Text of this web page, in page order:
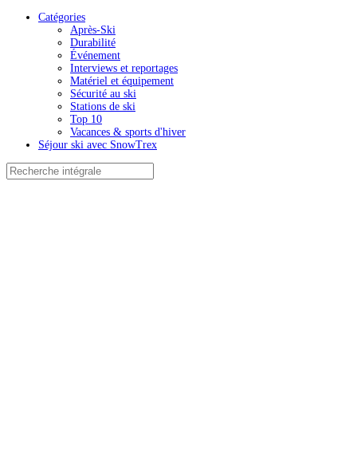
Catégories
Après-Ski
Durabilité
Événement
Interviews et reportages
Matériel et équipement
Sécurité au ski
Stations de ski
Top 10
Vacances & sports d'hiver
Séjour ski avec SnowTrex